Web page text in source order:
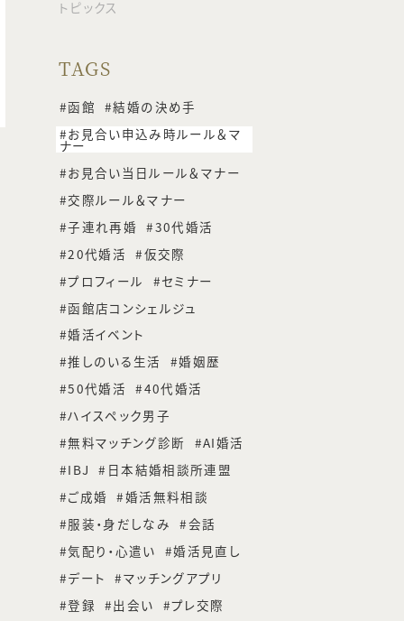
トピックス
TAGS
函館
結婚の決め手
お見合い申込み時ルール＆マ
ナー
お見合い当日ルール＆マナー
交際ルール＆マナー
子連れ再婚
30代婚活
20代婚活
仮交際
プロフィール
セミナー
函館店コンシェルジュ
婚活イベント
推しのいる生活
婚姻歴
50代婚活
40代婚活
ハイスペック男子
無料マッチング診断
AI婚活
IBJ
日本結婚相談所連盟
ご成婚
婚活無料相談
服装・身だしなみ
会話
気配り・心遣い
婚活見直し
デート
マッチングアプリ
登録
出会い
プレ交際